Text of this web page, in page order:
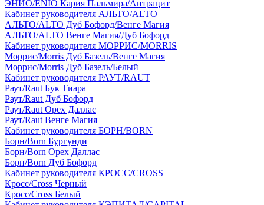
ЭНИО/ENIO Кария Пальмира/Антрацит
Кабинет руководителя АЛЬТО/ALTO
АЛЬТО/ALTO Дуб Бофорд/Венге Магия
АЛЬТО/ALTO Венге Магия/Дуб Бофорд
Кабинет руководителя МОРРИС/MORRIS
Моррис/Morris Дуб Базель/Венге Магия
Моррис/Morris Дуб Базель/Белый
Кабинет руководителя РАУТ/RAUT
Раут/Raut Бук Тиара
Раут/Raut Дуб Бофорд
Раут/Raut Орех Даллас
Раут/Raut Венге Магия
Кабинет руководителя БОРН/BORN
Борн/Born Бургунди
Борн/Born Орех Даллас
Борн/Born Дуб Бофорд
Кабинет руководителя КРОСС/CROSS
Кросс/Cross Черный
Кросс/Cross Белый